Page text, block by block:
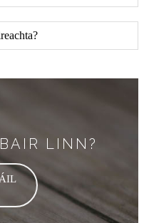
LINN?